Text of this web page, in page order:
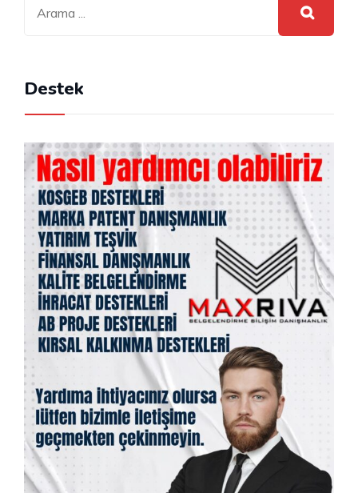
Destek